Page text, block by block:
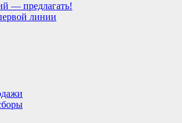
— предлагать!
линии